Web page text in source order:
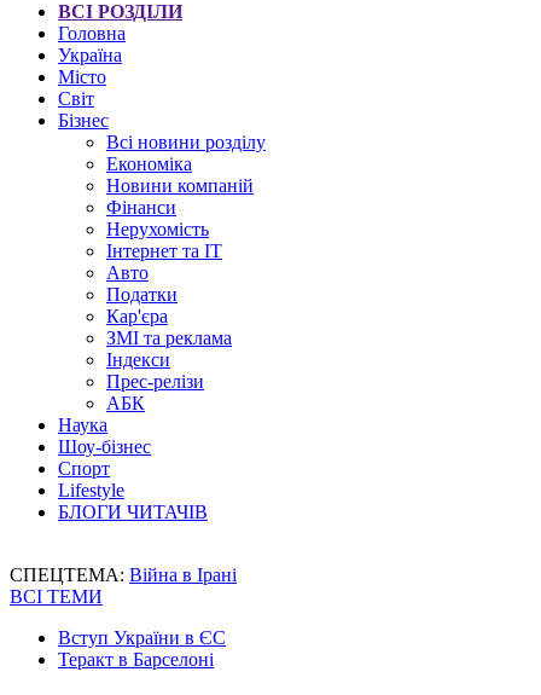
ВСІ РОЗДІЛИ
Головна
Україна
Місто
Світ
Бізнес
Всі новини розділу
Економіка
Новини компаній
Фінанси
Нерухомість
Інтернет та IT
Авто
Податки
Кар'єра
ЗМІ та реклама
Індекси
Прес-релізи
АБК
Наука
Шоу-бізнес
Спорт
Lifestyle
БЛОГИ ЧИТАЧІВ
СПЕЦТЕМА: Війна в Ірані
ВСІ ТЕМИ
Вступ України в ЄС
Теракт в Барселоні